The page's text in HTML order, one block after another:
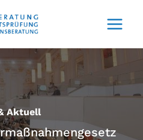
Aktuell